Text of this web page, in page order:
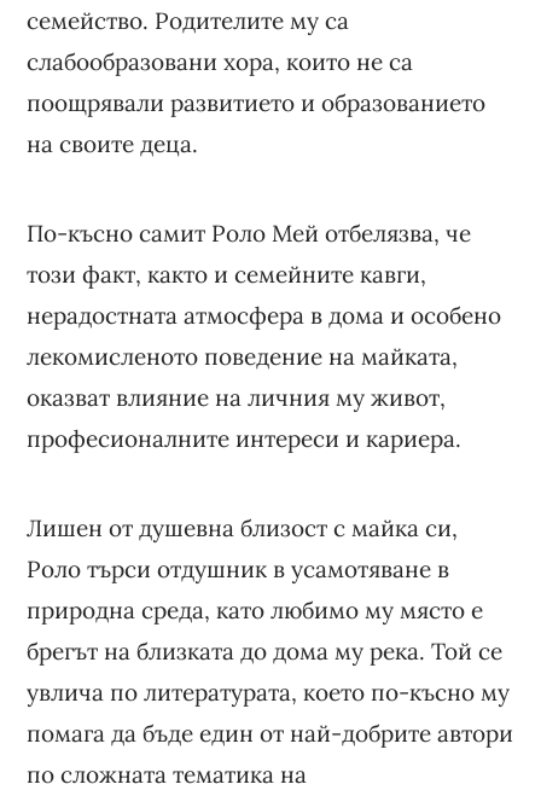
семейство. Родителите му са
слабообразовани хора, които не са
поощрявали развитието и образованието
на своите деца.
По-късно самит Роло Мей отбелязва, че
този факт, както и семейните кавги,
нерадостната атмосфера в дома и особено
лекомисленото поведение на майката,
оказват влияние на личния му живот,
професионалните интереси и кариера.
Лишен от душевна близост с майка си,
Роло търси отдушник в усамотяване в
природна среда, като любимо му място е
брегът на близката до дома му река. Той се
увлича по литературата, което по-късно му
помага да бъде един от най-добрите автори
по сложната тематика на